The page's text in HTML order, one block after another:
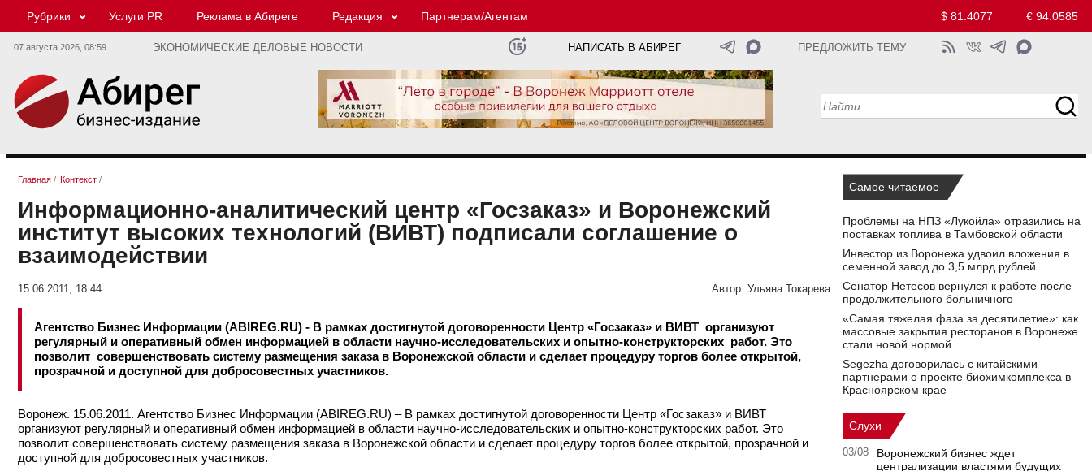
Рубрики Услуги PR Реклама в Абиреге Редакция Партнерам/Агентам $ 81.4077 € 94.0585
07 августа 2026, 08:59 ЭКОНОМИЧЕСКИЕ ДЕЛОВЫЕ НОВОСТИ НАПИСАТЬ В АБИРЕГ ПРЕДЛОЖИТЬ ТЕМУ
Главная / Контекст /
Информационно-аналитический центр «Госзаказ» и Воронежский
институт высоких технологий (ВИВТ) подписали соглашение о
взаимодействии
15.06.2011, 18:44 Автор: Ульяна Токарева
Агентство Бизнес Информации (ABIREG.RU) - В рамках достигнутой договоренности Центр «Госзаказ» и ВИВТ организуют
регулярный и оперативный обмен информацией в области научно-исследовательских и опытно-конструкторских работ. Это
позволит совершенствовать систему размещения заказа в Воронежской области и сделает процедуру торгов более открытой,
прозрачной и доступной для добросовестных участников.
Воронеж. 15.06.2011. Агентство Бизнес Информации (ABIREG.RU) – В рамках достигнутой договоренности Центр «Госзаказ» и ВИВТ
организуют регулярный и оперативный обмен информацией в области научно-исследовательских и опытно-конструкторских работ. Это
позволит совершенствовать систему размещения заказа в Воронежской области и сделает процедуру торгов более открытой, прозрачной и
доступной для добросовестных участников.
Самое читаемое
Проблемы на НПЗ «Лукойла» отразились на
поставках топлива в Тамбовской области
Инвестор из Воронежа удвоил вложения в
семенной завод до 3,5 млрд рублей
Сенатор Нетесов вернулся к работе после
продолжительного больничного
«Самая тяжелая фаза за десятилетие»: как
массовые закрытия ресторанов в Воронеже
стали новой нормой
Segezha договорилась с китайскими
партнерами о проекте биохимкомплекса в
Красноярском крае
Слухи
03/08
Воронежский бизнес ждет
централизации властями будущих